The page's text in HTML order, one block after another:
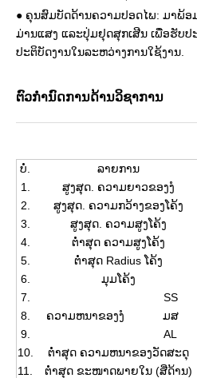
● ຄຸນສົມບັດດ້ານຄວາມປອດໄພ: ມາພ້ອ
ມ່ານແສງ ແລະປຸ່ມຢຸດສຸກເສີນ ເພື່ອຮັບ
ປະຕິບັດງານໃນລະຫວ່າງການໃຊ້ງານ.
ຕົວກໍານົດການດ້ານວິຊາການ
ບໍ່. ລາຍການ
1.
ສູງສຸດ. ຄວາມຍາວຂອງງໍ
2.
ສູງສຸດ. ຄວາມກວ້າງຂອງໂຄ້ງ
3.
ສູງສຸດ. ຄວາມສູງໂຄ້ງ
4.
ຕ່ຳສຸດ ຄວາມສູງໂຄ້ງ
5.
ຕ່ຳສຸດ Radius ໂຄ້ງ
6.
ມຸມໂຄ້ງ
7.
ຄວາມຫນາຂອງງໍ
SS
8.
ມສ
9.
AL
10.
ຕ່ຳສຸດ ຄວາມຫນາຂອງວັດສະດຸ
11.
ຕ່ຳສຸດ ຂະໜາດພາຍໃນ (ສີ່ດ້ານ)